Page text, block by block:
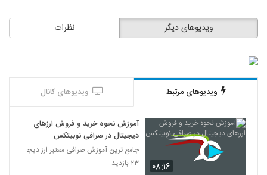
نظرات ویدیوهای دیگر
ویدیوهای مرتبط ویدیوهای کانال
۰۸:۱۶
آموزش نحوه خرید و فروش ارزهای
دیجیتال در صرافی نوبیتکس
جامع ترین آموزش صرافی معتبر ارز دیجیتال نوبیتکس
۲۳ بازدید